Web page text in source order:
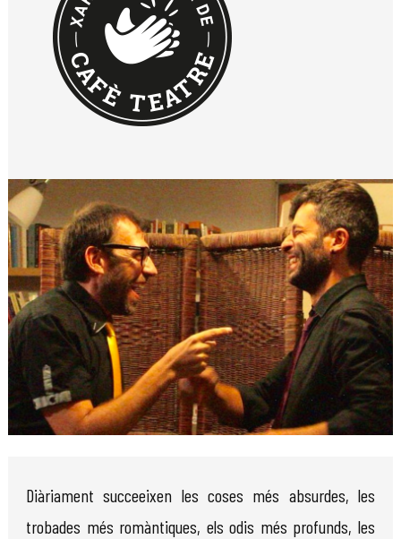
Diàriament succeeixen les coses més absurdes, les
trobades més romàntiques, els odis més profunds, les